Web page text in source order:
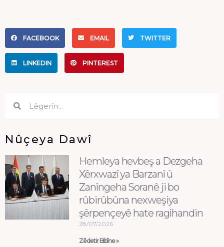
FACEBOOK EMAIL TWITTER
LINKEDIN PINTEREST
Nûçeya Dawî
Hemleya hevbeş a Dezgeha
Xêrxwazî ya Barzanî û
Zanîngeha Soranê ji bo
rûbirûbûna nexweşiya
şêrpençeyê hate ragihandin
28/07/2026
Zêdetir Bibîne »